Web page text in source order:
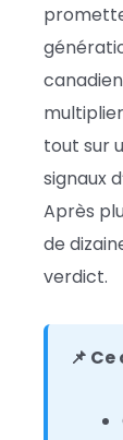
tout sur
signaux
Après
de
verdict.
📌